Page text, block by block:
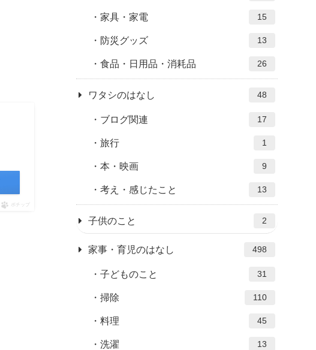
ポチップ
家具・家電 15
防災グッズ 13
食品・日用品・消耗品 26
ワタシのはなし 48
ブログ関連 17
旅行 1
本・映画 9
考え・感じたこと 13
子供のこと 2
家事・育児のはなし 498
子どものこと 31
掃除 110
料理 45
洗濯 13